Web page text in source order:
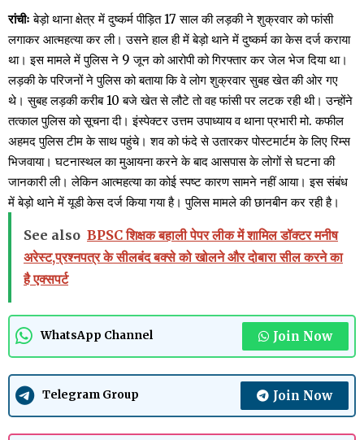
रांचीः बेड़ो थाना क्षेत्र में दुष्कर्म पीड़ित 17 साल की लड़की ने शुक्रवार को फांसी
लगाकर आत्महत्या कर ली। उसने हाल ही में बेड़ो थाने में दुष्कर्म का केस दर्ज कराया
था। इस मामले में पुलिस ने 9 जून को आरोपी को गिरफ्तार कर जेल भेज दिया था।
लड़की के परिजनों ने पुलिस को बताया कि वे लोग शुक्रवार सुबह खेत की ओर गए
थे। सुबह लड़की करीब 10 बजे खेत से लौटे तो वह फांसी पर लटक रही थी। उन्होंने
तत्काल पुलिस को सूचना दी। इंस्पेक्टर उत्तम उपाध्याय व थाना प्रभारी मो. कफील
अहमद पुलिस टीम के साथ पहुंचे। शव को फंदे से उतारकर पोस्टमार्टम के लिए रिम्स
भिजवाया। घटनास्थल का मुआयना करने के बाद आसपास के लोगों से घटना की
जानकारी ली। लेकिन आत्महत्या का कोई स्पष्ट कारण सामने नहीं आया। इस संबंध
में बेड़ो थाने में यूडी केस दर्ज किया गया है। पुलिस मामले की छानबीन कर रही है।
See also BPSC शिक्षक बहाली पेपर लीक में शामिल डॉक्टर मनीष
अरेस्ट,प्रश्नपत्र के सीलबंद बक्से को खोलने और दोबारा सील करने का
है एक्सपर्ट
WhatsApp Channel Join Now
Telegram Group Join Now